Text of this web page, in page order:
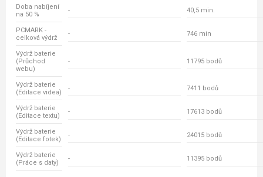
Doba nabíjení
na 50 %
- 40,5 min.
PCMARK -
celková výdrž
- 746 min
Výdrž baterie
(Průchod
webu)
- 11795 bodů
Výdrž baterie
(Editace videa)
- 7411 bodů
Výdrž baterie
(Editace textu)
- 17613 bodů
Výdrž baterie
(Editace fotek)
- 24015 bodů
Výdrž baterie
(Práce s daty)
- 11395 bodů